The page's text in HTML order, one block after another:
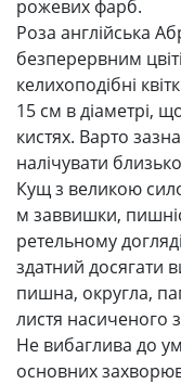
рожевих фарб.
Роза англійська
безперервним
келихоподібні
15 см в діаметрі,
кистях. Варто
налічувати
Кущ з великою
м заввишки,
ретельному
здатний досягати
пишна, округла,
листя насиченого
Не вибаглива до
основних